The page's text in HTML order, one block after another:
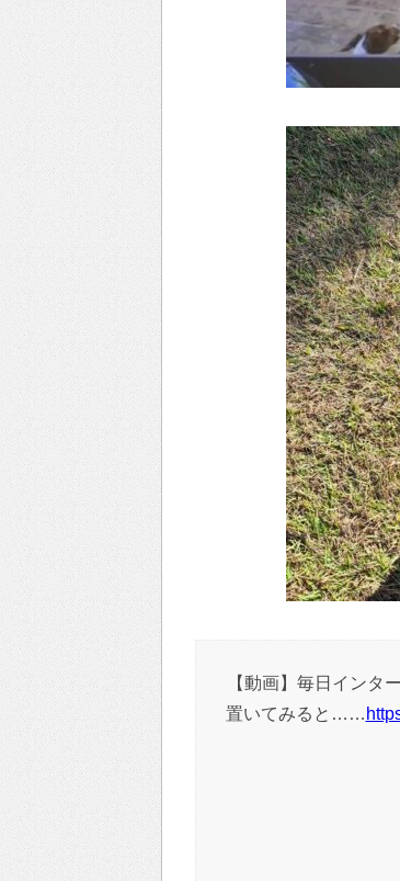
【動画】毎日イン
置いてみると……